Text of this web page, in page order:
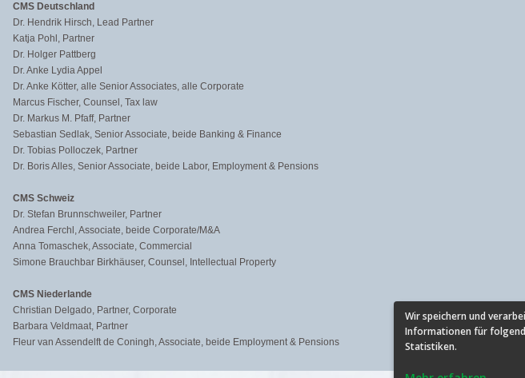
CMS Deutschland
Dr. Hendrik Hirsch, Lead Partner
Katja Pohl, Partner
Dr. Holger Pattberg
Dr. Anke Lydia Appel
Dr. Anke Kötter, alle Senior Associates, alle Corporate
Marcus Fischer, Counsel, Tax law
Dr. Markus M. Pfaff, Partner
Sebastian Sedlak, Senior Associate, beide Banking & Finance
Dr. Tobias Polloczek, Partner
Dr. Boris Alles, Senior Associate, beide Labor, Employment & Pensions
CMS Schweiz
Dr. Stefan Brunnschweiler, Partner
Andrea Ferchl, Associate, beide Corporate/M&A
Anna Tomaschek, Associate, Commercial
Simone Brauchbar Birkhäuser, Counsel, Intellectual Property
CMS Niederlande
Christian Delgado, Partner, Corporate
Barbara Veldmaat, Partner
Fleur van Assendelft de Coningh, Associate, beide Employment & Pensions
Wir speichern und
Informationen für
Statistiken.